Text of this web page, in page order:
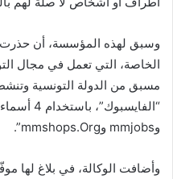
وسبق لهذه المؤسسة، أن
الخاصة، التي تعمل في مجال
مسبق من الدولة التونسية
وmmjobs وmmshops.Org”.